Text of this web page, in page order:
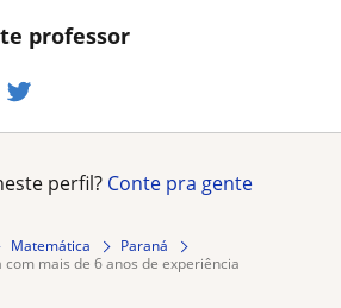
professor
perfil? Conte pra gente
Matemática
Paraná
com mais de 6 anos de experiência